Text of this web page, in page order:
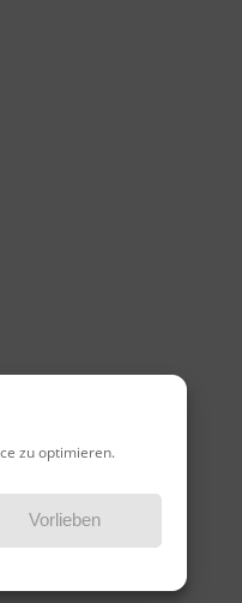
zu optimieren.
Vorlieben